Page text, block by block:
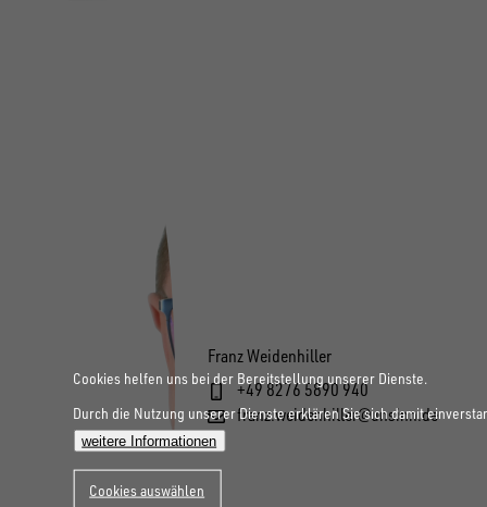
Franz Weidenhiller
+49 8276 5890 940
franz.weidenhiller@unsinn.de
Cookies helfen uns bei der Bereitstellung unserer Dienste.
Durch die Nutzung unserer Dienste erklären Sie sich damit
weitere Informationen
Cookies auswählen